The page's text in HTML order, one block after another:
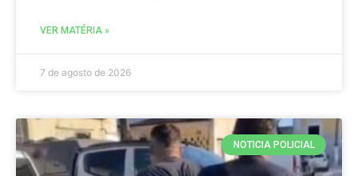
VER MATÉRIA »
7 de agosto de 2026
NOTICIA POLICIAL